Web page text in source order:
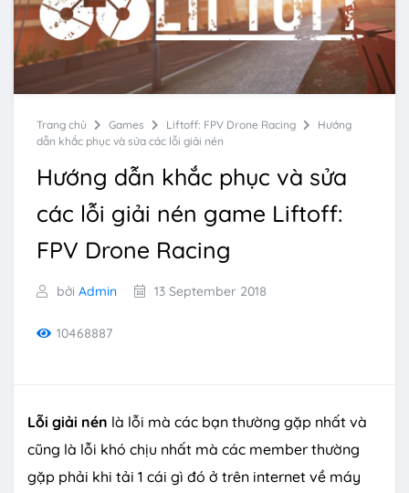
Trang chủ Games Liftoff: FPV Drone Racing
Hướng
dẫn khắc phục và sửa các lỗi giải nén
Hướng dẫn khắc phục và sửa
các lỗi giải nén game Liftoff:
FPV Drone Racing
bởi Admin 13 September 2018
10468887
Lỗi giải nén là lỗi mà các bạn thường gặp nhất và
cũng là lỗi khó chịu nhất mà các member thường
gặp phải khi tải 1 cái gì đó ở trên internet về máy